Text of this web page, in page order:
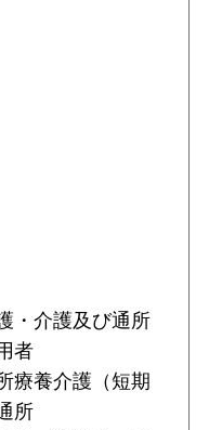
・介護及び通所
者
療養介護（短期
所